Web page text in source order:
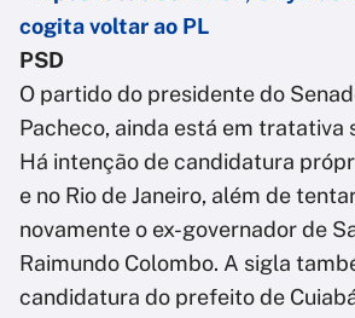
cogita voltar ao PL
PSD
O partido do presidente do
Pacheco, ainda está em tratativa
Há intenção de candidatura
e no Rio de Janeiro, além de
novamente o ex-governador de
Raimundo Colombo. A sigla
candidatura do prefeito de